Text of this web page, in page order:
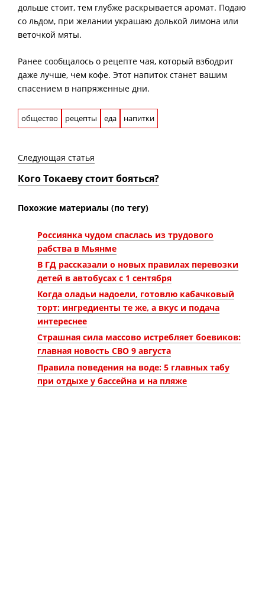
дольше стоит, тем глубже раскрывается аромат. Подаю
со льдом, при желании украшаю долькой лимона или
веточкой мяты.
Ранее сообщалось о рецепте чая, который взбодрит
даже лучше, чем кофе. Этот напиток станет вашим
спасением в напряженные дни.
общество рецепты еда напитки
Следующая статья
Кого Токаеву стоит бояться?
Похожие материалы (по тегу)
Россиянка чудом спаслась из трудового
рабства в Мьянме
В ГД рассказали о новых правилах перевозки
детей в автобусах с 1 сентября
Когда оладьи надоели, готовлю кабачковый
торт: ингредиенты те же, а вкус и подача
интереснее
Страшная сила массово истребляет боевиков:
главная новость СВО 9 августа
Правила поведения на воде: 5 главных табу
при отдыхе у бассейна и на пляже